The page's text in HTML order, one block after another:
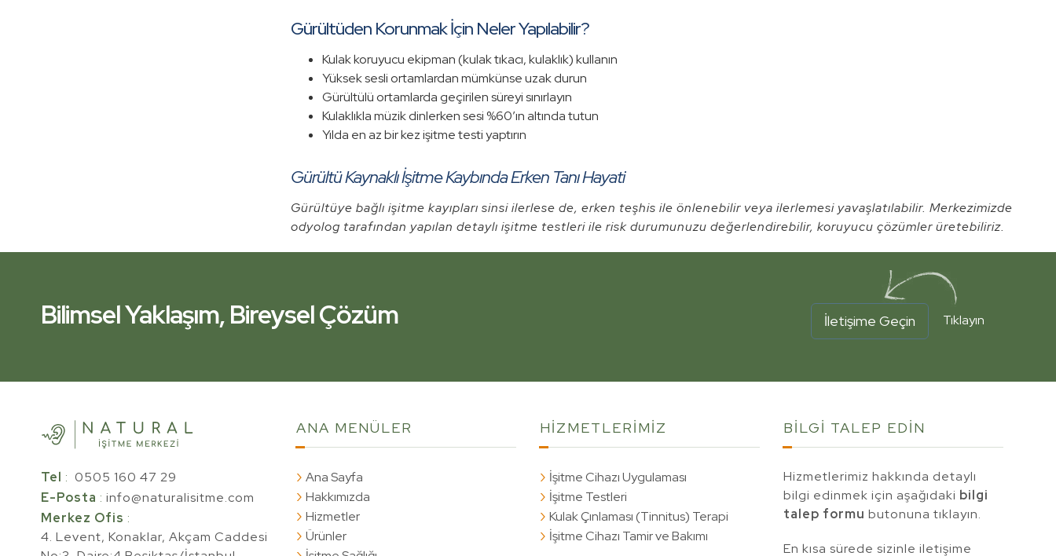
Gürültüden Korunmak İçin Neler Yapılabilir?
Kulak koruyucu ekipman (kulak tıkacı, kulaklık) kullanın
Yüksek sesli ortamlardan mümkünse uzak durun
Gürültülü ortamlarda geçirilen süreyi sınırlayın
Kulaklıkla müzik dinlerken sesi %60’ın altında tutun
Yılda en az bir kez işitme testi yaptırın
Gürültü Kaynaklı İşitme Kaybında Erken Tanı Hayati
Gürültüye bağlı işitme kayıpları sinsi ilerlese de, erken teşhis ile önlenebilir veya ilerlemesi yavaşlatılabilir. Merkezimizde
odyolog tarafından yapılan detaylı işitme testleri ile risk durumunuzu değerlendirebilir, koruyucu çözümler üretebiliriz.
Bilimsel Yaklaşım, Bireysel Çözüm
Bilimsel Yaklaşım, Bireysel Çözüm
İletişime Geçin Tıklayın
Tel : 0505 160 47 29
E-Posta : info@naturalisitme.com
Merkez Ofis :
4. Levent, Konaklar, Akçam Caddesi
ANA MENÜLER
Ana Sayfa
Hakkımızda
Hizmetler
Ürünler
HİZMETLERİMİZ
İşitme Cihazı Uygulaması
İşitme Testleri
Kulak Çınlaması (Tinnitus) Terapi
İşitme Cihazı Tamir ve Bakımı
BİLGİ TALEP EDİN
Hizmetlerimiz hakkında detaylı
bilgi edinmek için aşağıdaki bilgi
talep formu butonuna tıklayın.
En kısa sürede sizinle iletişime